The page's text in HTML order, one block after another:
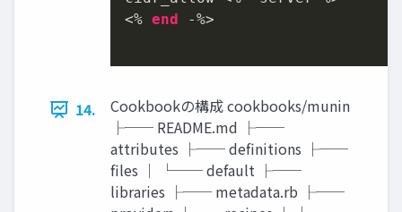
<% end -%>
14.
Cookbookの構成 cookbooks/munin
├── README.md ├──
attributes ├── definitions ├──
files │ └── default ├──
libraries ├── metadata.rb ├──